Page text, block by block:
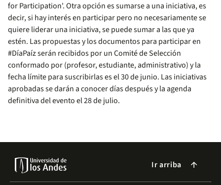
for Participation'. Otra opción es sumarse a una iniciativa, es
decir, si hay interés en participar pero no necesariamente se
quiere liderar una iniciativa, se puede sumar a las que ya
estén. Las propuestas y los documentos para participar en
#DíaPaíz serán recibidos por un Comité de Selección
conformado por (profesor, estudiante, administrativo) y la
fecha límite para suscribirlas es el ​30 de junio. Las iniciativas
aprobadas se darán a conocer días después y la agenda
definitiva del evento el 28 de julio.
Ir arriba arrow_forward